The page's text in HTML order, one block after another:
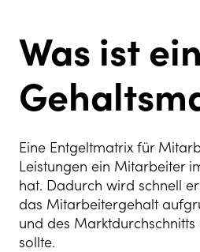
Was ist
Eine Entgeltmatrix für
Leistungen ein Mitarbeiter
hat. Dadurch wird schnell
das Mitarbeitergehalt
und des Marktdurchschnitts
sollte.